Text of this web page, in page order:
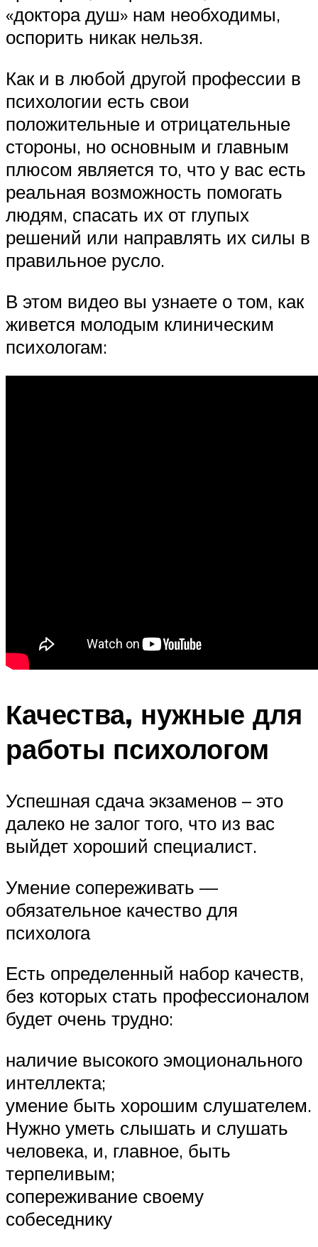
«доктора душ» нам необходимы,
оспорить никак нельзя.
Как и в любой другой профессии в
психологии есть свои
положительные и отрицательные
стороны, но основным и главным
плюсом является то, что у вас есть
реальная возможность помогать
людям, спасать их от глупых
решений или направлять их силы в
правильное русло.
В этом видео вы узнаете о том, как
живется молодым клиническим
психологам:
Качества, нужные для
работы психологом
Успешная сдача экзаменов – это
далеко не залог того, что из вас
выйдет хороший специалист.
Умение сопереживать —
обязательное качество для
психолога
Есть определенный набор качеств,
без которых стать профессионалом
будет очень трудно:
наличие высокого эмоционального
интеллекта;
умение быть хорошим слушателем.
Нужно уметь слышать и слушать
человека, и, главное, быть
терпеливым;
сопереживание своему
собеседнику